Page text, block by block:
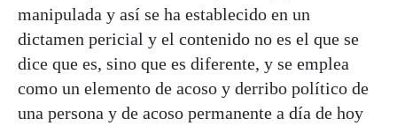
manipulada y así se ha establecido en un
dictamen pericial y el contenido no es el que se
dice que es, sino que es diferente, y se emplea
como un elemento de acoso y derribo político de
una persona y de acoso permanente a día de hoy